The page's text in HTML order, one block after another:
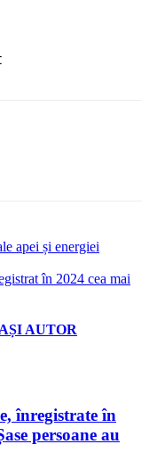
apei și energiei
în 2024 cea mai
AUTOR
înregistrate în
persoane au